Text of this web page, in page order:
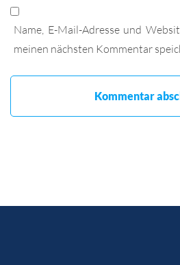
Name, E-Mail-Adresse und
meinen nächsten Kommentar